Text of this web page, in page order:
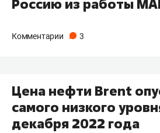
Россию из работы
Комментарии 3
Цена нефти Brent
самого низкого
декабря 2022 года